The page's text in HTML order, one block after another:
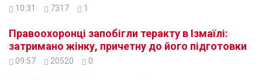
10:31 7317 1
Правоохоронці запобігли теракту в Ізмаїлі:
затримано жінку, причетну до його підготовки
09:57 20520 0